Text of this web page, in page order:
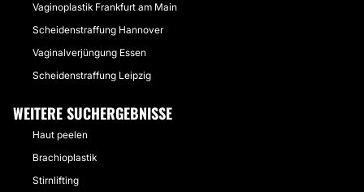
Vaginoplastik Frankfurt am Main
Scheidenstraffung Hannover
Vaginalverjüngung Essen
Scheidenstraffung Leipzig
WEITERE SUCHERGEBNISSE
Haut peelen
Brachioplastik
Stirnlifting